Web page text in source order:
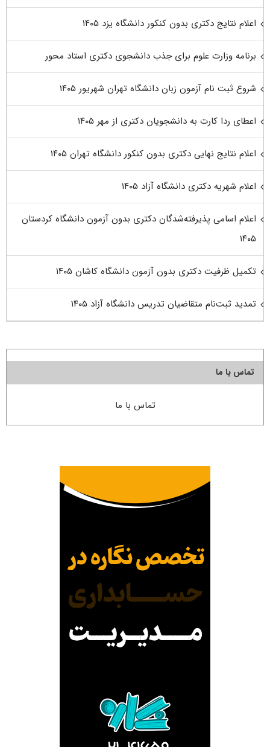
اعلام نتایج دکتری بدون کنکور دانشگاه یزد ۱۴۰۵
برنامه وزارت علوم برای جذب دانشجوی دکتری استاد محور
شروع ثبت نام آزمون زبان دانشگاه تهران شهریور ۱۴۰۵
اعطای ردا کارت به دانشجویان دکتری از مهر ۱۴۰۵
اعلام نتایج نهایی دکتری بدون کنکور دانشگاه تهران ۱۴۰۵
اعلام شهریه دکتری دانشگاه آزاد ۱۴۰۵
اعلام اسامی پذیرفته‌شدگان دکتری بدون آزمون دانشگاه کردستان
۱۴۰۵
تکمیل ظرفیت دکتری بدون آزمون دانشگاه کاشان ۱۴۰۵
تمدید ثبت‌نام متقاضیان تدریس دانشگاه آزاد ۱۴۰۵
تماس با ما
تماس با ما